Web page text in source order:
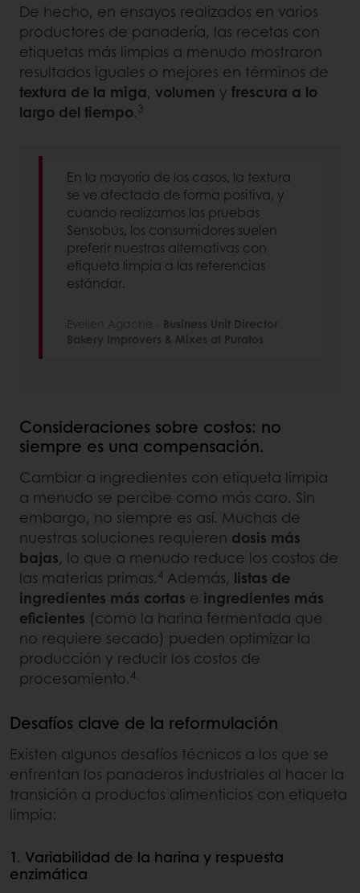
De hecho, en ensayos realizados en varios
productores de panadería, las recetas con
etiquetas más limpias a menudo mostraron
resultados iguales o mejores en términos de
textura de la miga, volumen y frescura a lo
largo del tiempo.3
En la mayoría de los casos, la textura
se ve afectada de forma positiva, y
cuando realizamos las pruebas
Sensobus, los consumidores suelen
preferir nuestras alternativas con
etiqueta limpia a las referencias
estándar.
Evelien Agache - Business Unit Director
Bakery Improvers & Mixes at Puratos
Consideraciones sobre costos: no
siempre es una compensación.
Cambiar a ingredientes con etiqueta limpia
a menudo se percibe como más caro. Sin
embargo, no siempre es así. Muchas de
nuestras soluciones requieren dosis más
bajas, lo que a menudo reduce los costos de
las materias primas.4 Además, listas de
ingredientes más cortas e ingredientes más
eficientes (como la harina fermentada que
no requiere secado) pueden optimizar la
producción y reducir los costos de
procesamiento.4
Desafíos clave de la reformulación
Existen algunos desafíos técnicos a los que se
enfrentan los panaderos industriales al hacer la
transición a productos alimenticios con etiqueta
limpia:
1. Variabilidad de la harina y respuesta
enzimática